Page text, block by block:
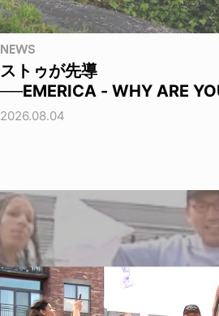
NEWS
ストゥが先導
──EMERICA - WHY ARE
2026.08.04